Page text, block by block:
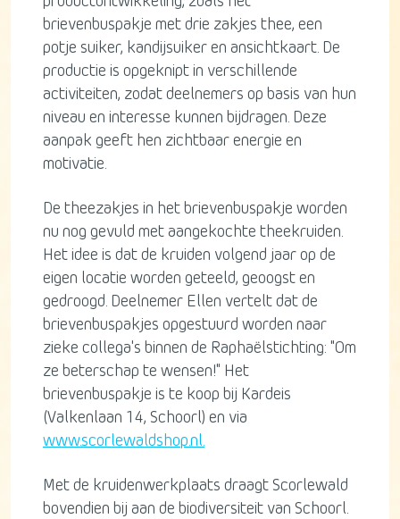
brievenbuspakje met drie zakjes thee, een
potje suiker, kandijsuiker en ansichtkaart. De
productie is opgeknipt in verschillende
activiteiten, zodat deelnemers op basis van hun
niveau en interesse kunnen bijdragen. Deze
aanpak geeft hen zichtbaar energie en
motivatie.
De theezakjes in het brievenbuspakje worden
nu nog gevuld met aangekochte theekruiden.
Het idee is dat de kruiden volgend jaar op de
eigen locatie worden geteeld, geoogst en
gedroogd. Deelnemer Ellen vertelt dat de
brievenbuspakjes opgestuurd worden naar
zieke collega's binnen de Raphaëlstichting: "Om
ze beterschap te wensen!" Het
brievenbuspakje is te koop bij Kardeis
(Valkenlaan 14, Schoorl) en via
www.scorlewaldshop.nl.
Met de kruidenwerkplaats draagt Scorlewald
bovendien bij aan de biodiversiteit van Schoorl.